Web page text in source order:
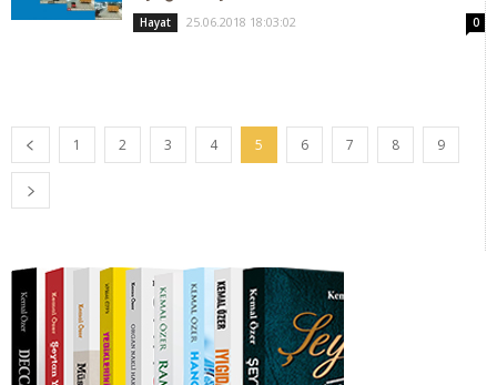
Hayat 25.06.2018 18:03:02 0
1 2 3 4 5 6 7 8 9